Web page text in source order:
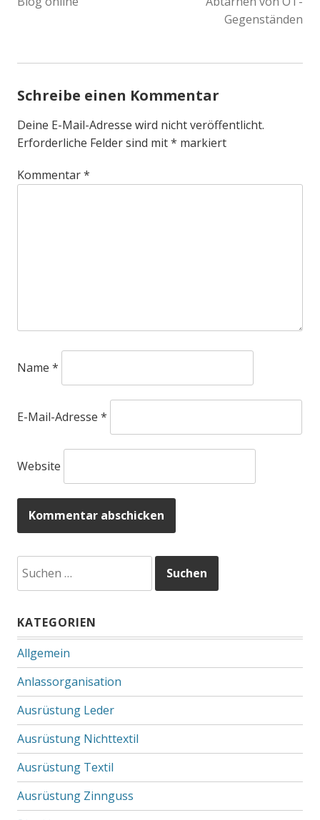
Gegenständen
Schreibe einen Kommentar
Deine E-Mail-Adresse wird nicht veröffentlicht.
Erforderliche Felder sind mit* markiert
Kommentar*
Name *
E-Mail-Adresse *
Website
nach:
KATEGORIEN
Allgemein
Anlassorganisation
Ausrüstung Leder
Ausrüstung Nichttextil
Ausrüstung Textil
Ausrüstung Zinnguss